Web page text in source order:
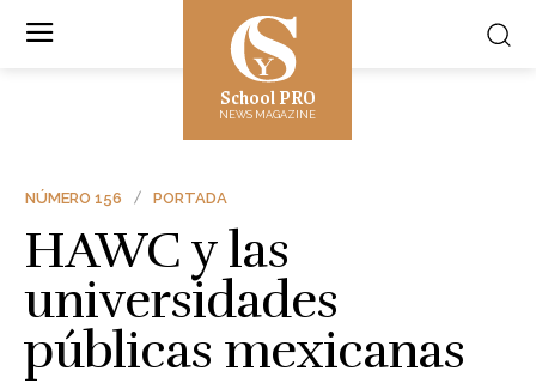
School PRO
NEWS MAGAZINE
NÚMERO 156 PORTADA
HAWC y las
universidades
públicas mexicanas